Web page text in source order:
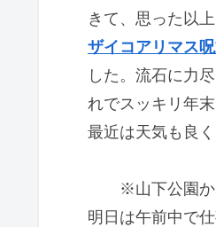
きて、思った以
ザイコアリマス
した。流石に力
れでスッキリ年
最近は天気も良
※山下公園か
明日は午前中で